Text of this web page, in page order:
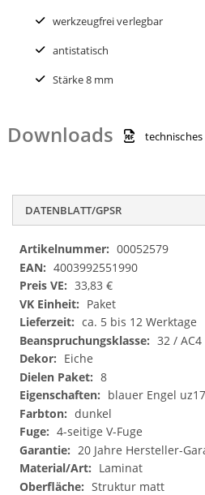
werkzeugfrei verlegbar
antistatisch
Stärke 8 mm
Downloads
DATENBLATT/GPSR
Datenblatt/GPSR 00052579
4003992551990
33,83 €
Paket
ca. 5 bis 12 Werktage
32 / AC4
Eiche
8
blauer Engel
dunkel
4-seitige V-Fuge
20 Jahre Hersteller-
Laminat
Struktur matt